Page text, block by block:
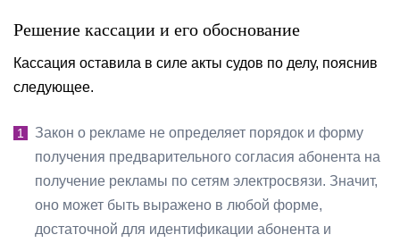
Решение кассации и его обоснование
Кассация оставила в силе акты судов по делу, пояснив
следующее.
Закон о рекламе не определяет порядок и форму
получения предварительного согласия абонента на
получение рекламы по сетям электросвязи. Значит,
оно может быть выражено в любой форме,
достаточной для идентификации абонента и